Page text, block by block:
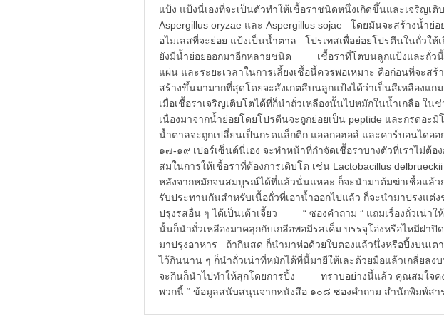
แป้ง แป้งนี่เองที่จะเป็นตัวทำให้เชื้อราชนิดหนึ่งเกิดขึ้นและเจริญเติ
Aspergillus oryzae และ Aspergillus sojae โดยมันจะสร้างน้ำย่
อไมเลสที่จะย่อย แป้งเป็นน้ำตาล โปรเทสเพื่อย่อยโปรตีนในถั่วให้
ยังมีน้ำย่อยออกมาอีกหลายชนิด เชื้อราที่โตบนลูกแป้งและถั่วนี้
แผ่น และระยะเวลาในการเลี้ยงเชื้อนี้ควรพอเหมาะ คือก่อนที่จะสร้
สร้างขึ้นมามากที่สุดโดยจะสังเกตสีบนลูกแป้งได้ว่าเป็นสีเหลือง
เมื่อเชื้อราเจริญเติบโตได้ที่ก็นำถั่วเหลืองนั้นไปหมักในน้ำเกลือ ใน
เนื่องมาจากน้ำย่อยโดยโปรตีนจะถูกย่อยเป็น peptide และกรดอะ
น้ำตาลจะถูกเปลี่ยนเป็นกรดแล็กติก แอลกอฮอล์ และคาร์บอนไ
๑๗-๑๙ เปอร์เซ็นต์นี่เอง จะทำหน้าที่กำจัดเชื้อราบางตัวที่เราไม่ต้อ
สมในการให้เชื้อราที่ต้องการเติบโต เช่น Lactobacillus
หลังจากหมักจนสมบูรณ์ได้ที่แล้วนั่นแหละ ก็จะนำมาต้มฆ่าเชื้อแล้วก
รับประทานกันสำหรับเนื้อถั่วที่เอาน้ำออกไปแล้ว ก็จะนำมาปรงแต่
ปรุงรสอื่น ๆ ได้เป็นเต้าเจี้ยว “ ซองคำถาม ” แถมเรื่องถั่วเน่าใ
นั้นก็นำถั่วเหลืองมาคลุกกับเกลือพอมีรสเค็ม บรรจุโอ่งหรือไหมีฝา
มาปรุงอาหาร ถ้ากินสด ก็นำมาห่อด้วยใบตองแล้วนึ่งหรือปิ้งบนเต
ไว้กินนาน ๆ ก็นำถั่วเน่าที่หมักได้ที่นี้มายีให้เละด้วยมือแล้วเกลี่ยลง
จะกินก็นำไปทำให้สุกโดยการปิ้ง ทราบอย่างนี้แล้ว คุณสมใจคง
พวกนี้ “ ข้อมูลสนับสนุนจากหนังสือ ๑๐๘ ซองคำถาม สำนักพิมพ์สา